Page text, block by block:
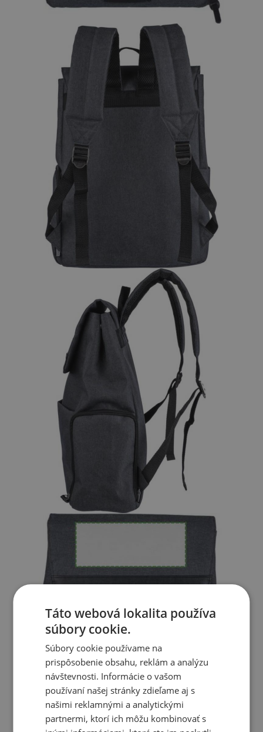
Táto webová lokalita používa
súbory cookie.
Súbory cookie používame na
prispôsobenie obsahu, reklám a analýzu
návštevnosti. Informácie o vašom
používaní našej stránky zdieľame aj s
našimi reklamnými a analytickými
partnermi, ktorí ich môžu kombinovať s